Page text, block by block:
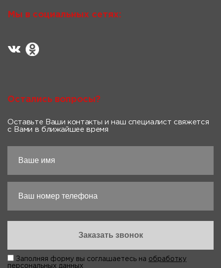
Мы в социальных сетях:
Остались вопросы?
Оставьте Ваши контакты и наш специалист свяжется
с Вами в ближайшее время
Заполняя форму вы соглашаетесь на обработку
персональных данных